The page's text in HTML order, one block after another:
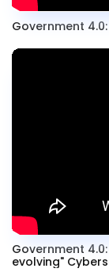
Government
Government
evolving"